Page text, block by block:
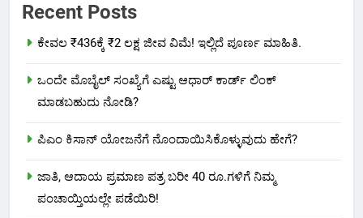
Recent Posts
ಕೇವಲ ₹436ಕ್ಕೆ ₹2 ಲಕ್ಷ ಜೀವ ವಿಮೆ! ಇಲ್ಲಿದೆ ಪೂರ್ಣ ಮಾಹಿತಿ.
ಒಂದೇ ಮೊಬೈಲ್ ಸಂಖ್ಯೆಗೆ ಎಷ್ಟು ಆಧಾರ್ ಕಾರ್ಡ್ ಲಿಂಕ್
ಮಾಡಬಹುದು ನೋಡಿ?
ಪಿಎಂ ಕಿಸಾನ್ ಯೋಜನೆಗೆ ನೊಂದಾಯಿಸಿಕೊಳ್ಳುವುದು ಹೇಗೆ?
ಜಾತಿ, ಆದಾಯ ಪ್ರಮಾಣ ಪತ್ರ ಬರೀ 40 ರೂ.ಗಳಿಗೆ ನಿಮ್ಮ
ಪಂಚಾಯ್ತಿಯಲ್ಲೇ ಪಡೆಯಿರಿ!